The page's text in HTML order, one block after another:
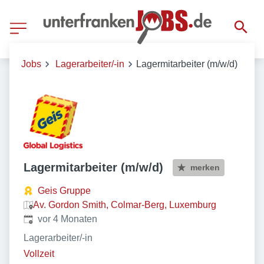
Jobs Lagerarbeiter/-in Lagermitarbeiter (m/w/d)
Lagermitarbeiter (m/w/d) merken
Geis Gruppe
Av. Gordon Smith, Colmar-Berg, Luxemburg
Veröffentlicht:
vor 4 Monaten
Lagerarbeiter/-in
Vollzeit